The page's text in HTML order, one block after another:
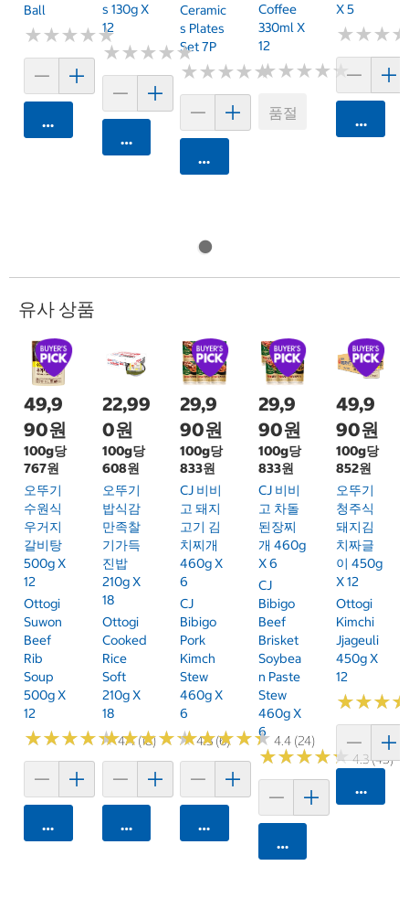
Ball
★★★★★
★★★★★
카트에 담기
S 130g X
12
★★★★★
★★★★★
카트에 담기
Ceramic
S Plates
Set 7P
★★★★★
★★★★★
카트에 담기
Coffee
330ml X
12
★★★★★
★★★★★
품절
X 5
★★★
★★★
카트에
유사 상품
49,9
90원
100g당
767원
오뚜기
수원식
우거지
갈비탕
500g X
12
Ottogi
Suwon
Beef
Rib
Soup
500g X
12
★★★★★
★★★★★4.4 (18)
카트에 담기
22,99
0원
100g당
608원
오뚜기
밥식감
만족찰
기가득
진밥
210g X
18
Ottogi
Cooked
Rice
Soft
210g X
18
★★★★★
★★★★★4.3 (6)
카트에 담기
29,9
90원
100g당
833원
CJ 비비
고 돼지
고기 김
치찌개
460g X
6
CJ
Bibigo
Pork
Kimch
Stew
460g X
6
★★★★★
★★★★★ 4.4 (24)
카트에 담기
29,9
90원
100g당
833원
CJ 비비
고 차돌
된장찌
개 460g
X 6
CJ
Bibigo
Beef
Brisket
Soybea
N Paste
Stew
460g X
6
★★★★★
★★★★★4.3 (45)
카트에 담기
49,9
90원
100g당
852원
오뚜기
청주식
돼지김
치짜글
이 450g
X 12
Ottogi
Kimchi
Jjageuli
450g X
12
★★★
★★★
카트에